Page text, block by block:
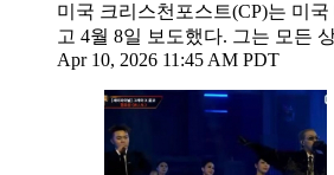
미국 크리스천포스트(CP)는 미
고 4월 8일 보도했다. 그는 모든
Apr 10, 2026 11:45 AM PDT